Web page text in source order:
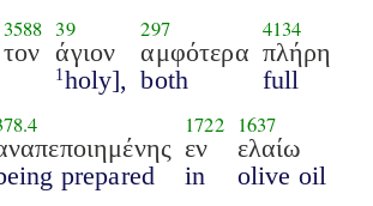
3588
τον
39
άγιον
1 holy],
297
αμφότερα
both
4134
πλήρη
full
prepared
1722
εν
in
1637
ελαίω
olive oil